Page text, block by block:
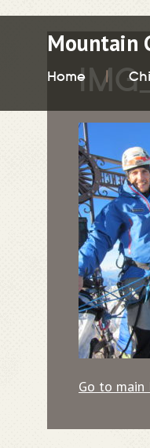
Mountain
Home
Go to